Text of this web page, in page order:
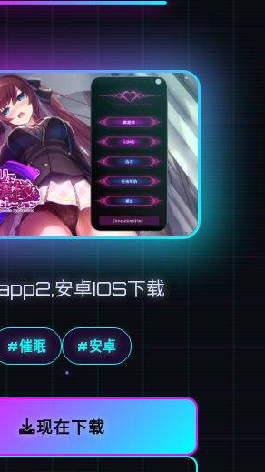
安卓IOS下载
#催眠 #安卓
现在下载